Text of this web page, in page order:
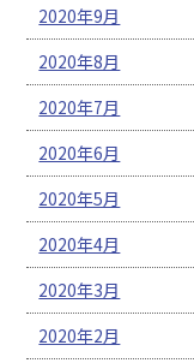
2020年9月
2020年8月
2020年7月
2020年6月
2020年5月
2020年4月
2020年3月
2020年2月